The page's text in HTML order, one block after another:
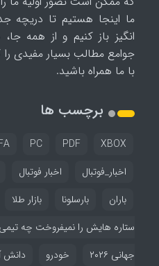
ما اینجا هستیم تا دریچه
انگیز باز کنیم و از همه
جوامع مطالب بسیار مفیدی را
با ما همراه باشید.
برچسب ها
PC PDF XBOX
اخبار_فوتبال
اخبار فوتبال
باران
بارسلونا بازار طلا
ستاره هایش را نمیفروخت چه
جهانی ۲۰۲۶
خودرو دانش